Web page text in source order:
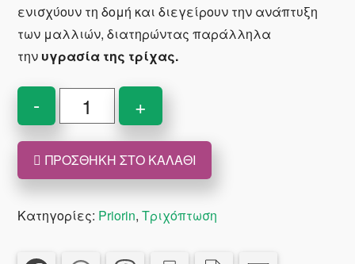
ενισχύουν τη δομή και διεγείρουν την ανάπτυξη
των μαλλιών, διατηρώντας παράλληλα
την υγρασία της τρίχας.
-
Priorin
Σαμπουάν
για
Κανονικά
Ξηρά
200
+
ΠΡΟΣΘΉΚΗ ΣΤΟ ΚΑΛΆΘΙ
Κατηγορίες: Priorin,Τριχόπτωση